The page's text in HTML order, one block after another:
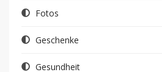
Fotos
Geschenke
Gesundheit